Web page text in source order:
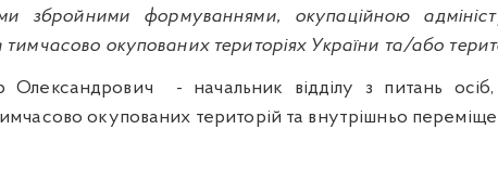
збройними формуваннями, окупаційною
тимчасово окупованих територіях України та/або
Олександрович
- начальник відділу з питань
окупованих територій та внутрішньо